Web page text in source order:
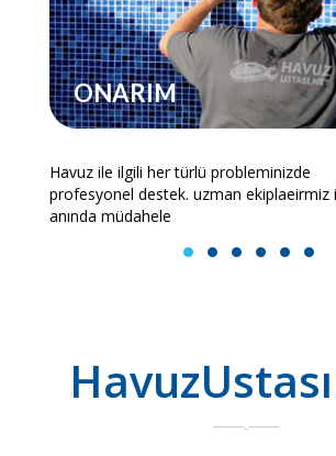
ONARIM
Havuz ile ilgili her türlü probleminizde
profesyonel destek. uzman ekiplaeirmiz
anında müdahele
1 2 3 4 5 6